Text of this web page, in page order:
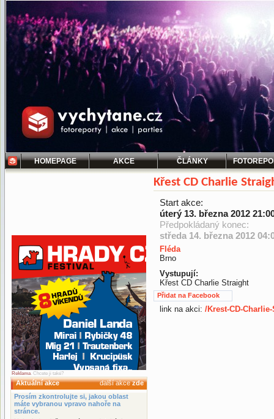
HOMEPAGE AKCE ČLÁNKY
Reklama. Chcete ji také?
Aktuální akce další akcezde
Prosím zkontrolujte si, jakou oblast
máte vybranou vpravo nahoře na
stránce.
Křest CD Charlie
Start akce:
úterý 13. března 2012
Předpokládaný konec:
středa 14. března 2012
Fléda
Brno
Vystupují:
Křest CD Charlie Straight
Přidat na Facebook
link na akci: /Krest-CD-